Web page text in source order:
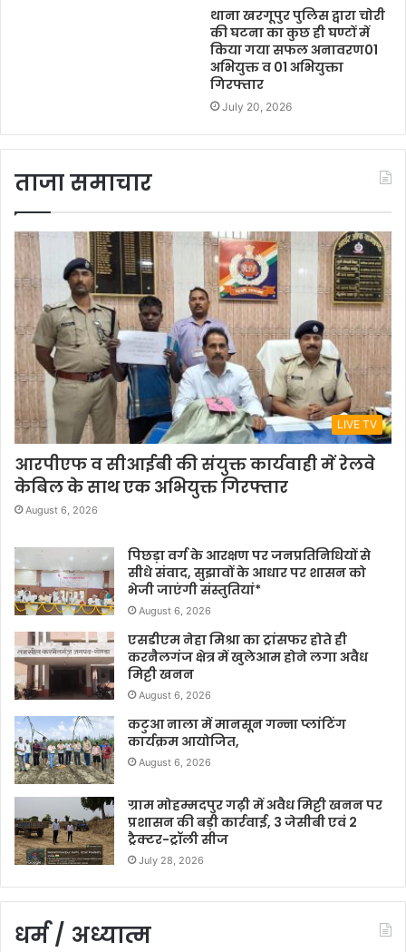
थाना खरगूपुर पुलिस द्वारा चोरी
की घटना का कुछ ही घण्टों में
किया गया सफल अनावरण01
अभियुक्त व 01 अभियुक्ता
गिरफ्तार
July 20, 2026
ताजा समाचार
LIVE TV
आरपीएफ व सीआईबी की संयुक्त कार्यवाही में रेलवे
केबिल के साथ एक अभियुक्त गिरफ्तार
August 6, 2026
पिछड़ा वर्ग के आरक्षण पर जनप्रतिनिधियों से
सीधे संवाद, सुझावों के आधार पर शासन को
भेजी जाएंगी संस्तुतियां*
August 6, 2026
एसडीएम नेहा मिश्रा का ट्रांसफर होते ही
करनैलगंज क्षेत्र में खुलेआम होने लगा अवैध
मिट्टी खनन
August 6, 2026
कटुआ नाला में मानसून गन्ना प्लांटिंग
कार्यक्रम आयोजित,
August 6, 2026
ग्राम मोहम्मदपुर गढ़ी में अवैध मिट्टी खनन पर
प्रशासन की बड़ी कार्रवाई, 3 जेसीबी एवं 2
ट्रैक्टर-ट्रॉली सीज
July 28, 2026
धर्म / अध्यात्म